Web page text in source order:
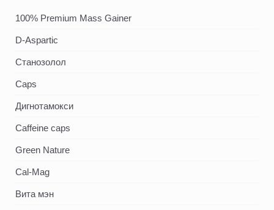
100% Premium Mass Gainer
D-Aspartic
Станозолол
Caps
Дигнотамокси
Caffeine caps
Green Nature
Cal-Mag
Вита мэн